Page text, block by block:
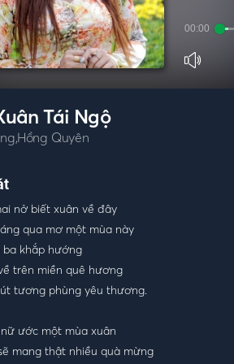
00:00
Tái Ngộ
Quyên
nở biết xuân về đây
qua mơ một mùa này
ba khắp hướng
trên miền quê hương
tương phùng yêu thương.
ước một mùa xuân
mang thật nhiều quà mừng